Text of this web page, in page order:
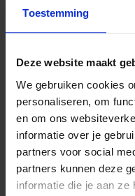
Toestemming
Deze website maakt
We gebruiken cookies
personaliseren, om
en om ons
informatie over je
partners voor social
partners kunnen deze
informatie die je aan ze
klantgerichte doelen.
strategie integreert
klantbehoud en
3.
Een belangrijke
activiteiten binnen de
marketeers er als de